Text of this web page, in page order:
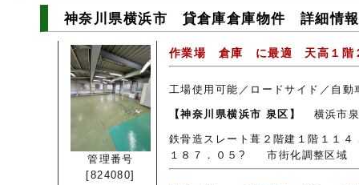
神奈川県横浜市 貸倉庫倉庫物件 詳細情
管理番号
[824080]
作業場 倉庫 に最適 天高１
工場使用可能／ロードサイド／自動
【神奈川県横浜市 泉区】 横浜市
鉄骨造スレート葺２階建１階１
１８７．０５?市街化調整区域